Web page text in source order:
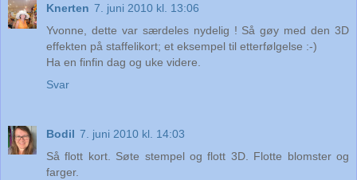
Knerten 7. juni 2010 kl. 13:06
Yvonne, dette var særdeles nydelig ! Så gøy med den 3D
effekten på staffelikort; et eksempel til etterfølgelse :-)
Ha en finfin dag og uke videre.
Svar
Bodil 7. juni 2010 kl. 14:03
Så flott kort. Søte stempel og flott 3D. Flotte blomster og
farger.